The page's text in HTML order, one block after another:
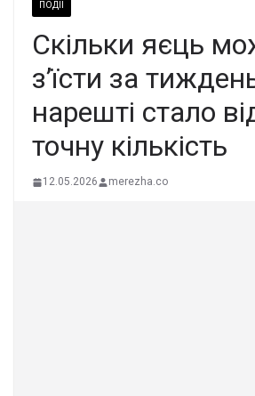
ПОДІЇ
Скільки яєць
з’їсти за
нарешті стало
точну кількість
12.05.2026 merezha.co